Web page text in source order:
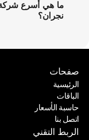
ما هي أسرع
نجران؟
صفحات
الرئيسية
الرئيسية
الباقات
الباقات
حاسبة الأسعار
حاسبة الأسعار
اتصل بنا
اتصل بنا
الربط التقني